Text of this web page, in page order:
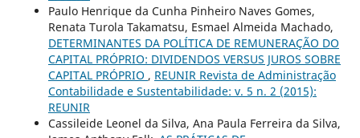
Paulo Henrique da Cunha Pinheiro Naves Gomes,
Renata Turola Takamatsu, Esmael Almeida Machado,
DETERMINANTES DA POLÍTICA DE REMUNERAÇÃO DO
CAPITAL PRÓPRIO: DIVIDENDOS VERSUS JUROS SOBRE
CAPITAL PRÓPRIO , REUNIR Revista de Administração
Contabilidade e Sustentabilidade: v. 5 n. 2 (2015):
REUNIR
Cassileide Leonel da Silva, Ana Paula Ferreira da Silva,